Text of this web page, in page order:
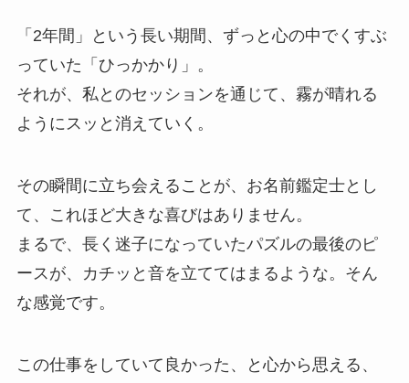
「2年間」という長い期間、ずっと心の中でくすぶ
っていた「ひっかかり」。
それが、私とのセッションを通じて、霧が晴れる
ようにスッと消えていく。
その瞬間に立ち会えることが、お名前鑑定士とし
て、これほど大きな喜びはありません。
まるで、長く迷子になっていたパズルの最後のピ
ースが、カチッと音を立ててはまるような。そん
な感覚です。
この仕事をしていて良かった、と心から思える、